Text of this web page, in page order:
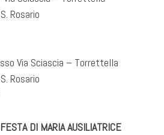
Rosario
Via Sciascia – Torrettella
Rosario
DI MARIA AUSILIATRICE